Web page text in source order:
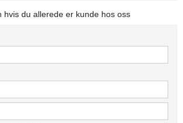
hvis du allerede er kunde hos oss